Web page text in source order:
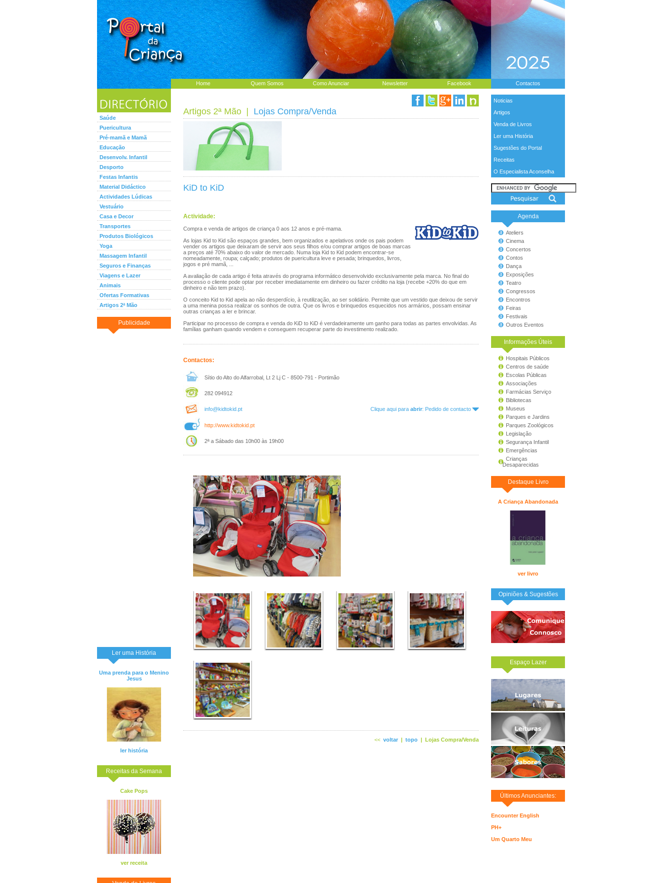
Home Quem Somos Como Anunciar Newsletter Facebook Contactos
Saúde
Puericultura
Pré-mamã e Mamã
Educação
Desenvolv. Infantil
Desporto
Festas Infantis
Material Didáctico
Actividades Lúdicas
Vestuário
Casa e Decor
Transportes
Produtos Biológicos
Yoga
Massagem Infantil
Seguros e Finanças
Viagens e Lazer
Animais
Ofertas Formativas
Artigos 2ª Mão
Publicidade
Ler uma História
Uma prenda para o Menino
Jesus
ler história
Receitas da Semana
Cake Pops
ver receita
Noticias
Artigos
Venda de Livros
Ler uma História
Sugestões do Portal
Receitas
O Especialista Aconselha
Agenda
Ateliers
Cinema
Concertos
Contos
Dança
Exposições
Teatro
Congressos
Encontros
Feiras
Festivais
Outros Eventos
Informações Úteis
Hospitais Públicos
Centros de saúde
Escolas Públicas
Associações
Farmácias Serviço
Bibliotecas
Museus
Parques e Jardins
Parques Zoológicos
Legislação
Segurança Infantil
Emergências
Crianças
Desaparecidas
Destaque Livro
A Criança Abandonada
ver livro
Opiniões & Sugestões
Espaço Lazer
Últimos Anunciantes:
Encounter English
PH+
Um Quarto Meu
Artigos 2ª Mão Lojas Compra/Venda
KiD to KiD
Actividade:
Compra e venda de artigos de criança 0 aos 12 anos e pré-mama.
As lojas Kid to Kid são espaços grandes, bem organizados e apelativos onde os pais podem
vender os artigos que deixaram de servir aos seus filhos e/ou comprar artigos de boas marcas
a preços até 70% abaixo do valor de mercado. Numa loja Kid to Kid podem encontrar-se
nomeadamente, roupa; calçado; produtos de puericultura leve e pesada; brinquedos, livros,
jogos e pré mamã, ...
A avaliação de cada artigo é feita através do programa informático desenvolvido exclusivamente pela marca. No final do
processo o cliente pode optar por receber imediatamente em dinheiro ou fazer crédito na loja (recebe +20% do que em
dinheiro e não tem prazo).
O conceito Kid to Kid apela ao não desperdício, à reutilização, ao ser solidário. Permite que um vestido que deixou de servir
a uma menina possa realizar os sonhos de outra. Que os livros e brinquedos esquecidos nos armários, possam ensinar
outras crianças a ler e brincar.
Participar no processo de compra e venda do KiD to KiD é verdadeiramente um ganho para todas as partes envolvidas. As
famílias ganham quando vendem e conseguem recuperar parte do investimento realizado.
Contactos:
Sítio do Alto do Alfarrobal, Lt 2 Lj C - 8500-791 - Portimão
282 094912
info@kidtokid.pt Clique aqui para abrir: Pedido de contacto
http://www.kidtokid.pt
2ª a Sábado das 10h00 às 19h00
Lojas Compra/Venda
<< voltar | topo |